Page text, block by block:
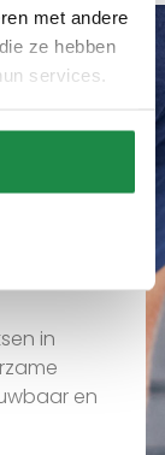
met andere
ze hebben
services.
in
en